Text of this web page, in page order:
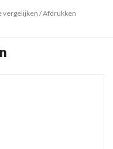
vergelijken /Afdrukken